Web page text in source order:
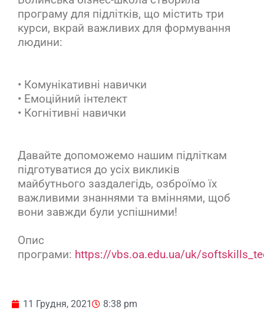
програму для підлітків, що містить три
курси, вкрай важливих для формування
людини:
• Комунікативні навички
• Емоційний інтелект
• Когнітивні навички
Давайте допоможемо нашим підліткам
підготуватися до усіх викликів
майбутнього заздалегідь, озброїмо їх
важливими знаннями та вміннями, щоб
вони завжди були успішними!
Опис
програми: https://vbs.oa.edu.ua/uk/
11 Грудня, 2021 8:38 pm